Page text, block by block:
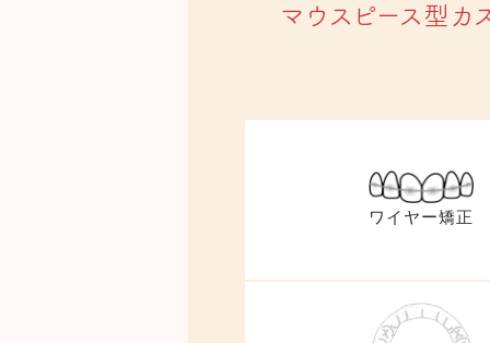
マウスピース型カ
ワイヤー矯正